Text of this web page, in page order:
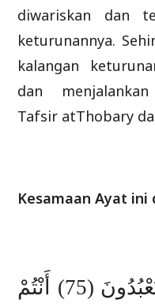
diwariskan dan
keturunannya.
kalangan
dan
Tafsir atThobary
Kesamaan Ayat ini
قَالَ أَفَرَأَيْتُمْ مَا كُنْتُمْ تَعْبُدُونَ (75) أَنْتُمْ